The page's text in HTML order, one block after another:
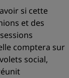
si cette
et des
comptera sur
social,